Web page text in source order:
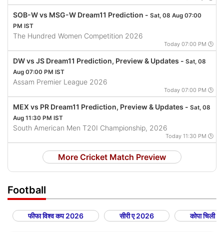
SOB-W vs MSG-W Dream11 Prediction - Sat, 08 Aug 07:00
PM IST
The Hundred Women Competition 2026
Today 07:00 PM 🕒
DW vs JS Dream11 Prediction, Preview & Updates - Sat, 08
Aug 07:00 PM IST
Assam Premier League 2026
Today 07:00 PM 🕒
MEX vs PR Dream11 Prediction, Preview & Updates - Sat, 08
Aug 11:30 PM IST
South American Men T20I Championship, 2026
Today 11:30 PM 🕒
More Cricket Match Preview
Football
फीफा विश्व कप 2026 सीरी ए 2026 कोपा चिली